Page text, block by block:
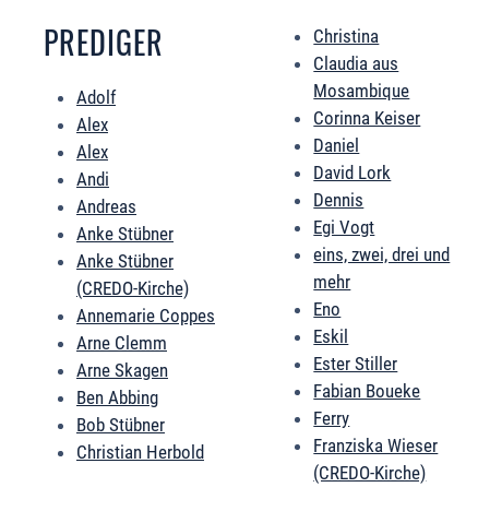
PREDIGER
Adolf
Alex
Alex
Andi
Andreas
Anke Stübner
Anke Stübner
(CREDO-Kirche)
Annemarie Coppes
Arne Clemm
Arne Skagen
Ben Abbing
Bob Stübner
Christian Herbold
Christina
Claudia aus
Mosambique
Corinna Keiser
Daniel
David Lork
Dennis
Egi Vogt
eins, zwei, drei und
mehr
Eno
Eskil
Ester Stiller
Fabian Boueke
Ferry
Franziska Wieser
(CREDO-Kirche)